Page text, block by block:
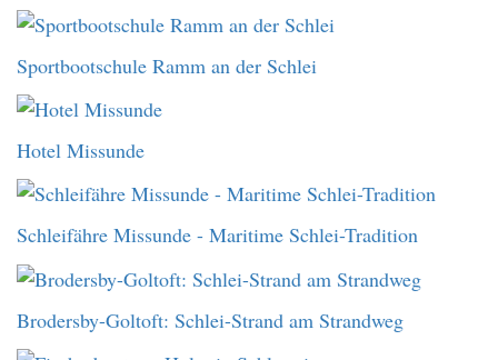
Sportbootschule Ramm an der Schlei
Hotel Missunde
Schleifähre Missunde - Maritime Schlei-Tradition
Brodersby-Goltoft: Schlei-Strand am Strandweg